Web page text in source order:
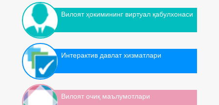
Вилоят ҳокимининг виртуал қабулхонаси
Интерактив давлат хизматлари
Вилоят очиқ маълумотлари